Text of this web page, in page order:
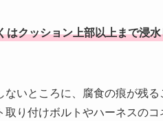
はクッション上部以上まで浸
いところに、腐食の痕が残
り付けボルトやハーネスのコ